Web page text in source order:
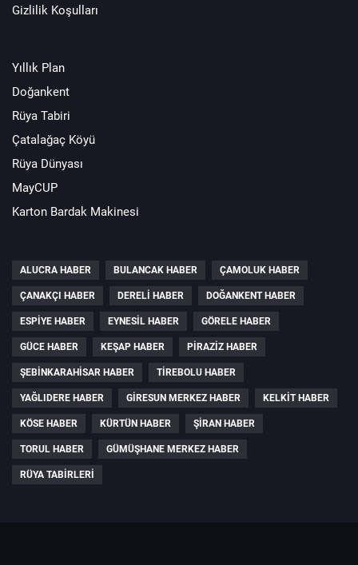
Gizlilik Koşulları
Yıllık Plan
Doğankent
Rüya Tabiri
Çatalağaç Köyü
Rüya Dünyası
MayCUP
Karton Bardak Makinesi
ALUCRA HABER BULANCAK HABER ÇAMOLUK HABER
ÇANAKÇI HABER DERELI HABER DOĞANKENT HABER
ESPIYE HABER EYNESIL HABER GÖRELE HABER
GÜCE HABER KEŞAP HABER PIRAZIZ HABER
ŞEBINKARAHISAR HABER TIREBOLU HABER
YAĞLIDERE HABER GIRESUN MERKEZ HABER KELKIT HABER
KÖSE HABER KÜRTÜN HABER ŞIRAN HABER
TORUL HABER GÜMÜŞHANE MERKEZ HABER
RÜYA TABIRLERI